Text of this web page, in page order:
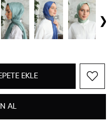
Tükendi ›